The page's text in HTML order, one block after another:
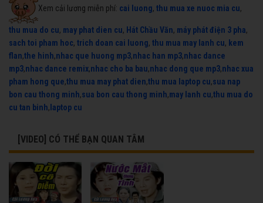
Xem cải lương miễn phí: cai luong, thu mua xe nuoc mia cu,
thu mua do cu, may phat dien cu, Hát Chầu Văn, máy phát điện 3 pha,
sach toi pham hoc, trich doan cai luong, thu mua may lanh cu, kem
flan,the hinh,nhac que huong mp3,nhac han mp3,nhac dance
mp3,nhac dance remix,nhac cho ba bau,nhac dong que mp3,nhac xua
pham hong que,thu mua may phat dien,thu mua laptop cu,sua nap
bon cau thong minh,sua bon cau thong minh,may lanh cu,thu mua do
cu tan binh, laptop cu
[VIDEO] CÓ THỂ BẠN QUAN TÂM